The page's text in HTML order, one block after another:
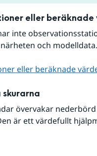
eller beräknade
inte
och modelldata.
eller beräknade
skurarna
övervakar
är ett värdefullt